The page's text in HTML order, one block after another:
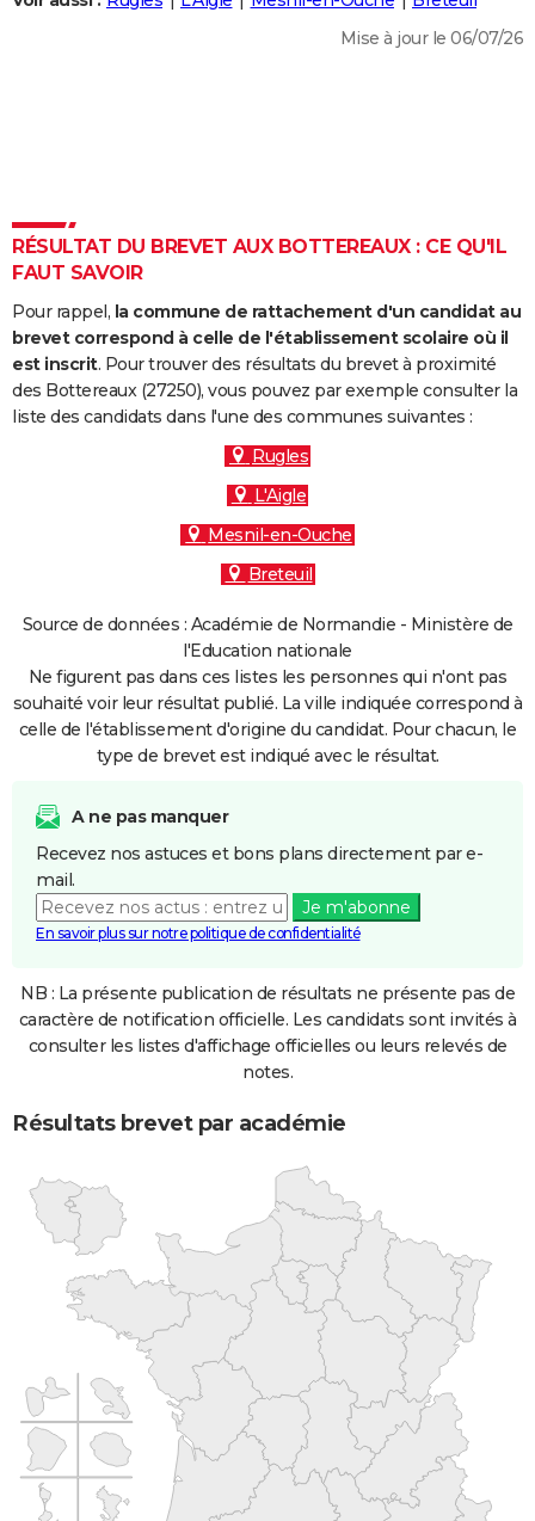
DICTIONNAIRE
Dictionnaire
Biographies
Citations
Expressions
Proverbes
PROGRAMME TV
COPAINS D'AVANT
S'inscrire
Se connecter
Lycées
Collèges
Primaires
Universités
Entreprises
Service militaire
Avis de recherche
AVIS DE DÉCÈS
FORUM
Mise à jour le 06/07/26
RÉSULTAT DU BREVET AUX BOTTEREAUX : CE QU'IL
FAUT SAVOIR
Pour rappel, la commune de rattachement d'un candidat au
brevet correspond à celle de l'établissement scolaire où il
est inscrit. Pour trouver des résultats du brevet à proximité
des Bottereaux (27250), vous pouvez par exemple consulter la
liste des candidats dans l'une des communes suivantes :
Rugles
L'Aigle
Mesnil-en-Ouche
Breteuil
Source de données : Académie de Normandie - Ministère de
l'Education nationale
Ne figurent pas dans ces listes les personnes qui n'ont pas
souhaité voir leur résultat publié. La ville indiquée correspond à
celle de l'établissement d'origine du candidat. Pour chacun, le
type de brevet est indiqué avec le résultat.
A ne pas manquer
Recevez nos astuces et bons plans directement par e-
mail.
Je m'abonne
En savoir plus sur notre politique de confidentialité
NB : La présente publication de résultats ne présente pas de
caractère de notification officielle. Les candidats sont invités à
consulter les listes d'affichage officielles ou leurs relevés de
notes.
Résultats brevet par académie